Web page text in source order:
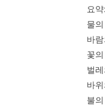
요약:
물
바
꽃
벌
바
불